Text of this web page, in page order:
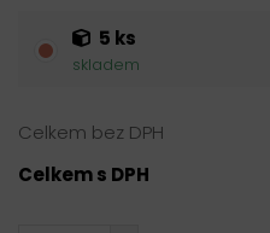
5 ks
skladem
Celkem bez DPH
Celkem s DPH